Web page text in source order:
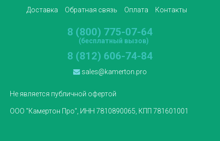
Доставка Обратная связь Оплата Контакты
8 (800) 775-07-64
(бесплатный вызов)
8 (812) 606-74-84
sales@kamerton.pro
Не является публичной офертой
ООО "Камертон Про", ИНН 7810890065, КПП 781601001